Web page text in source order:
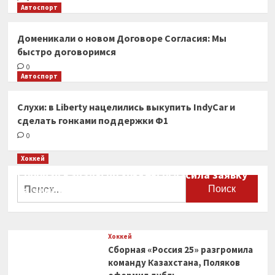
Автоспорт
Доменикали о новом Договоре Согласия: Мы
быстро договоримся
0
Автоспорт
Слухи: в Liberty нацелились выкупить IndyCar и
сделать гонками поддержки Ф1
0
Хоккей
Сборная Канады по хоккею огласила заявку
на чемпионат мира
Хоккей
Сборная «Россия 25» разгромила
команду Казахстана, Поляков